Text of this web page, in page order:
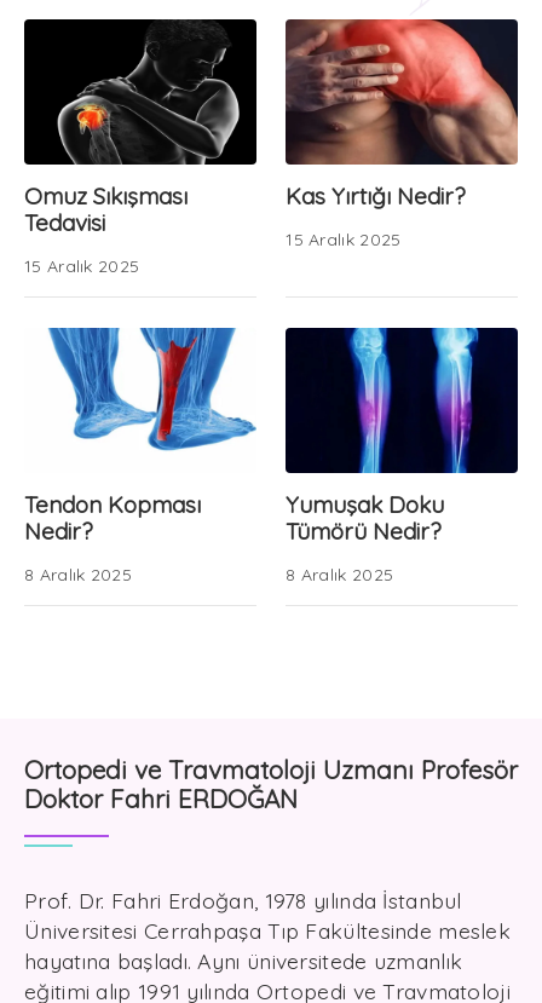
Omuz Sıkışması
Tedavisi
15 Aralık 2025
Kas Yırtığı Nedir?
15 Aralık 2025
Tendon Kopması
Nedir?
8 Aralık 2025
Yumuşak Doku
Tümörü Nedir?
8 Aralık 2025
Ortopedi ve Travmatoloji Uzmanı Profesör
Doktor Fahri ERDOĞAN
Prof. Dr. Fahri Erdoğan, 1978 yılında İstanbul
Üniversitesi Cerrahpaşa Tıp Fakültesinde meslek
hayatına başladı. Aynı üniversitede uzmanlık
eğitimi alıp 1991 yılında Ortopedi ve Travmatoloji